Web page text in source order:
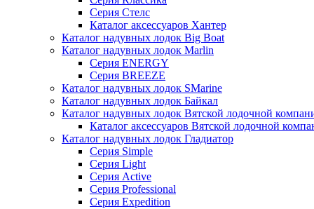
Серия Стелс
Каталог аксессуаров Хантер
Каталог надувных лодок Big Boat
Каталог надувных лодок Marlin
Серия ENERGY
Серия BREEZE
Каталог надувных лодок SMarine
Каталог надувных лодок Байкал
Каталог надувных лодок Вятской лодочной
Каталог аксессуаров Вятской лодочной
Каталог надувных лодок Гладиатор
Серия Simple
Серия Light
Серия Active
Серия Professional
Серия Expedition